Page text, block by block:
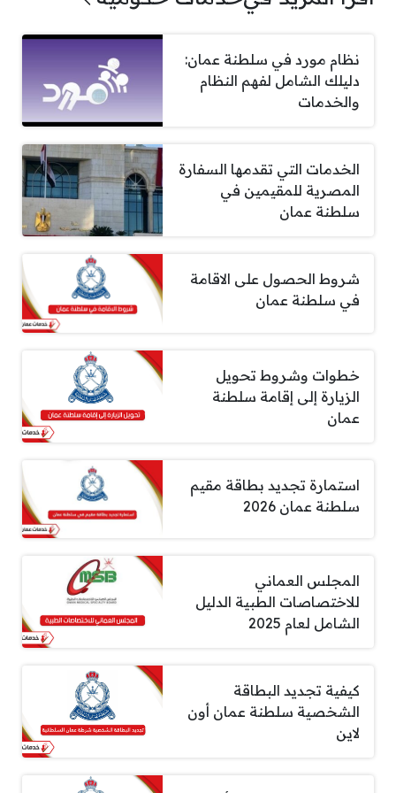
نظام مورد في سلطنة عمان:
دليلك الشامل لفهم النظام
والخدمات
الخدمات التي تقدمها السفارة
المصرية للمقيمين في
سلطنة عمان
شروط الحصول على الاقامة
في سلطنة عمان
خطوات وشروط تحويل
الزيارة إلى إقامة سلطنة
عمان
استمارة تجديد بطاقة مقيم
سلطنة عمان 2026
المجلس العماني
للاختصاصات الطبية الدليل
الشامل لعام 2025
كيفية تجديد البطاقة
الشخصية سلطنة عمان أون
لاين